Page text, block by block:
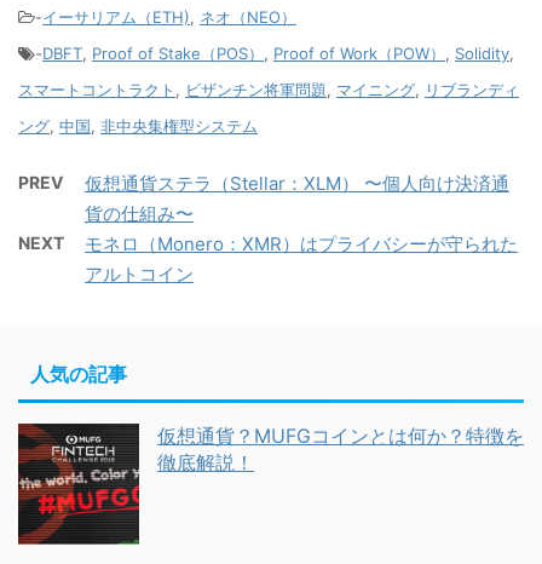
-イーサリアム（ETH), ネオ（NEO）
-DBFT, Proof of Stake（POS） , Proof of Work（POW） , Solidity,
スマートコントラクト , ビザンチン将軍問題, マイニング, リブランディ
ング, 中国, 非中央集権型システム
PREV
仮想通貨ステラ（Stellar：XLM） 〜個人向け決済通
貨の仕組み〜
NEXT
モネロ（Monero：XMR）はプライバシーが守られた
アルトコイン
人気の記事
仮想通貨？MUFGコインとは何か？特徴を
徹底解説！